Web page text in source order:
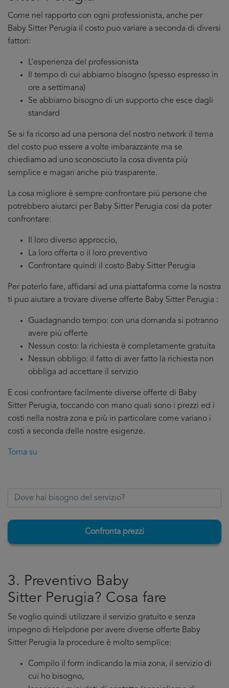
Come nel rapporto con ogni professionista, anche per
Baby Sitter Perugia il costo puo variare a seconda di diversi
fattori:
L’esperienza del professionista
Il tempo di cui abbiamo bisogno (spesso espresso in
ore a settimana)
Se abbiamo bisogno di un supporto che esce dagli
standard
Se si fa ricorso ad una persona del nostro network il tema
del costo puo essere a volte imbarazzante ma se
chiediamo ad uno sconosciuto la cosa diventa più
semplice e magari anche più trasparente.
La cosa migliore è sempre confrontare più persone che
potrebbero aiutarci per Baby Sitter Perugia cosi da poter
confrontare:
Il loro diverso approccio,
La loro offerta o il loro preventivo
Confrontare quindi il costo Baby Sitter Perugia
Per poterlo fare, affidarsi ad una piattaforma come la nostra
ti puo aiutare a trovare diverse offerte Baby Sitter Perugia :
Guadagnando tempo: con una domanda si potranno
avere più offerte
Nessun costo: la richiesta è completamente gratuita
Nessun obbligo: il fatto di aver fatto la richiesta non
obbliga ad accettare il servizio
E cosi confrontare facilmente diverse offerte di Baby
Sitter Perugia, toccando con mano quali sono i prezzi ed i
costi nella nostra zona e più in particolare come variano i
costi a seconda delle nostre esigenze.
Torna su
Confronta prezzi
3. Preventivo Baby
Sitter Perugia? Cosa fare
Se voglio quindi utilizzare il servizio gratuito e senza
impegno di Helpdone per avere diverse offerte Baby
Sitter Perugia la procedure è molto semplice:
Compilo il form indicando la mia zona, il servizio di
cui ho bisogno,